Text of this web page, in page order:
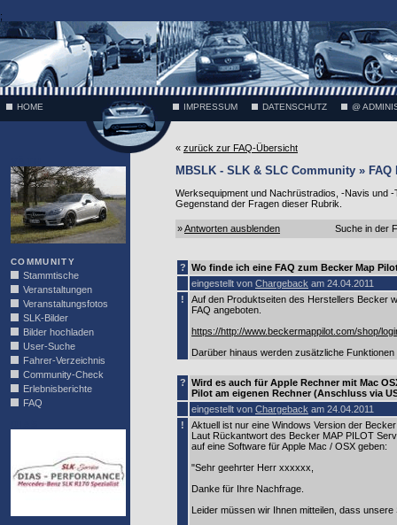
;
HOME IMPRESSUM DATENSCHUTZ @
COMMUNITY
Stammtische
Veranstaltungen
Veranstaltungsfotos
SLK-Bilder
Bilder hochladen
User-Suche
Fahrer-Verzeichnis
Community-Check
Erlebnisberichte
FAQ
« zurück zur FAQ-Übersicht
MBSLK - SLK & SLC Community »
Werksequipment und Nachrüstradios, -Navis und
Gegenstand der Fragen dieser Rubrik.
»Antworten ausblenden Suche in der
? Wo finde ich eine FAQ zum Becker Map
eingestellt von Chargeback am 24.04.2011
!
Auf den Produktseiten des Herstellers Becker
FAQ angeboten.
https://http://www.beckermappilot.com/shop/
Darüber hinaus werden zusätzliche
? Wird es auch für Apple Rechner mit Mac
Pilot am eigenen Rechner (Anschluss via
eingestellt von Chargeback am 24.04.2011
!
Aktuell ist nur eine Windows Version der
Laut Rückantwort des Becker MAP PILOT
auf eine Software für Apple Mac / OSX geben:
"Sehr geehrter Herr xxxxxx,
Danke für Ihre Nachfrage.
Leider müssen wir Ihnen mitteilen, dass